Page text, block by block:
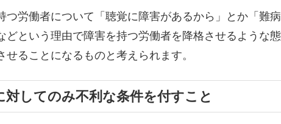
労働者について「聴覚に障害があるから」とか「難病
という理由で障害を持つ労働者を降格させるような態
ることになるものと考えられます。
してのみ不利な条件を付すこと